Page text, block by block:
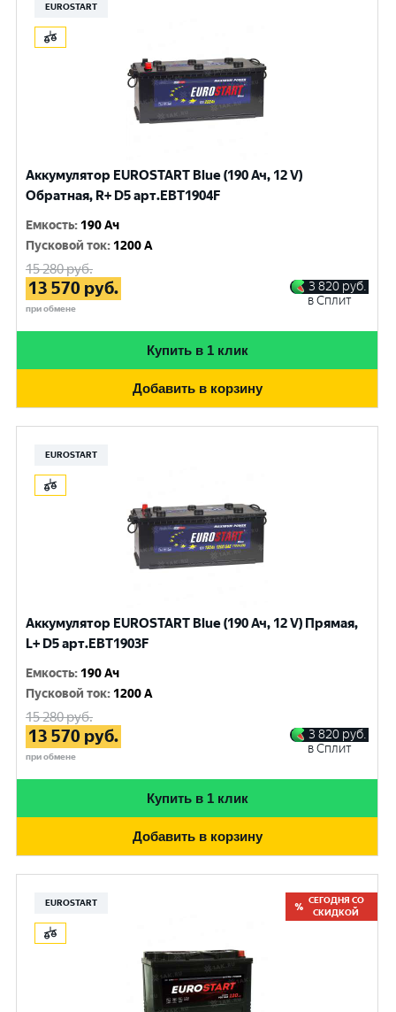
EUROSTART
Аккумулятор EUROSTART Blue (190 Ач, 12 V)
Обратная, R+ D5 арт.EBT1904F
Емкость: 190 Ач
Пусковой ток: 1200 A
15 280руб.
13 570 руб.
при обмене
3 820 руб.
в Сплит
Купить в 1 клик
Добавить в корзину
EUROSTART
Аккумулятор EUROSTART Blue (190 Ач, 12 V) Прямая,
L+ D5 арт.EBT1903F
Емкость: 190 Ач
Пусковой ток: 1200 A
15 280руб.
13 570 руб.
при обмене
3 820 руб.
в Сплит
Купить в 1 клик
Добавить в корзину
EUROSTART
СЕГОДНЯ СО
СКИДКОЙ